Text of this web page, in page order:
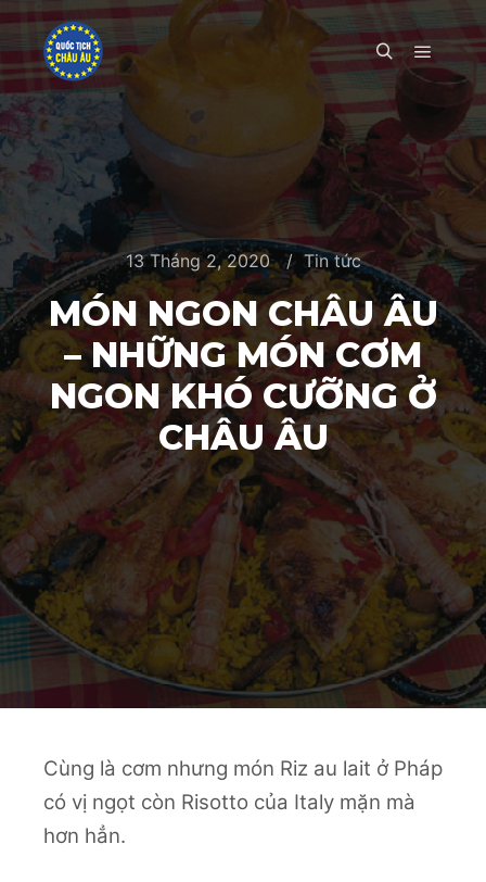
SearchMain
13 Tháng 2, 2020 Tin tức
MÓN NGON CHÂU ÂU
– NHỮNG MÓN CƠM
NGON KHÓ CƯỠNG Ở
CHÂU ÂU
Cùng là cơm nhưng món Riz au lait ở Pháp
có vị ngọt còn Risotto của Italy mặn mà
hơn hẳn.